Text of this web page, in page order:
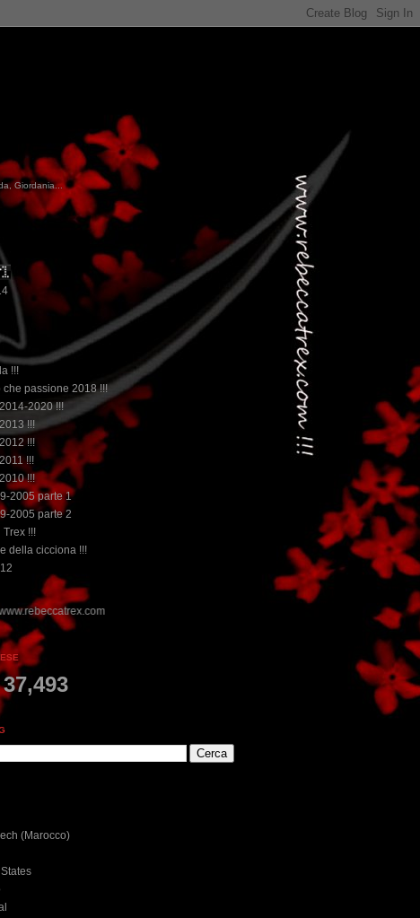
Giordania...
!!!
che passione 2018 !!!
2020 !!!
!!!
!!!
!!!
!!!
2005 parte 1
2005 parte 2
Trex !!!
della cicciona !!!
37,493
(Marocco)